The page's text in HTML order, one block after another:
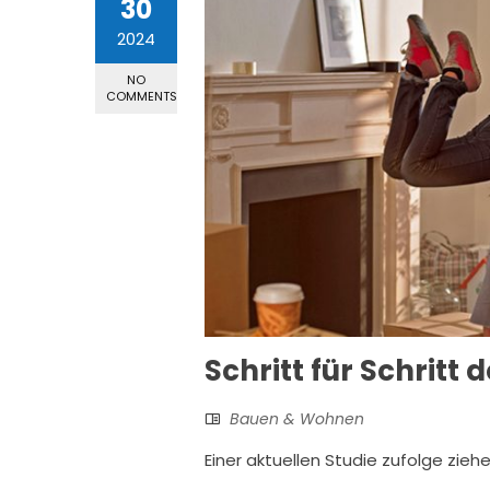
30
2024
NO
COMMENTS
Schritt für Schritt
Bauen & Wohnen
Einer aktuellen Studie zufolge